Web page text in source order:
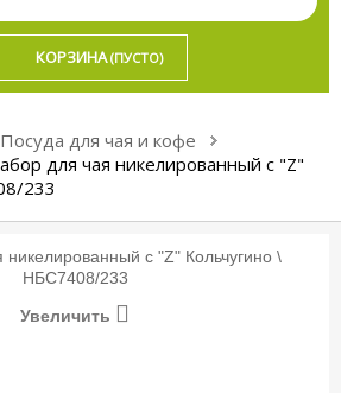
КОРЗИНА (ПУСТО)
Посуда для чая и кофе
для чая никелированный с "Z"
233
Увеличить